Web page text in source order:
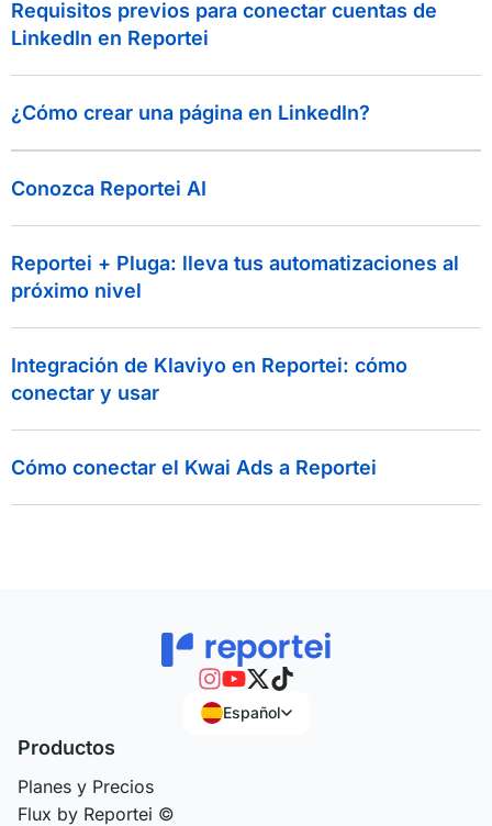
Requisitos previos para conectar cuentas de
LinkedIn en Reportei
¿Cómo crear una página en LinkedIn?
Conozca Reportei AI
Reportei + Pluga: lleva tus automatizaciones al
próximo nivel
Integración de Klaviyo en Reportei: cómo
conectar y usar
Cómo conectar el Kwai Ads a Reportei
Español
Productos
Planes y Precios
Flux by Reportei ©